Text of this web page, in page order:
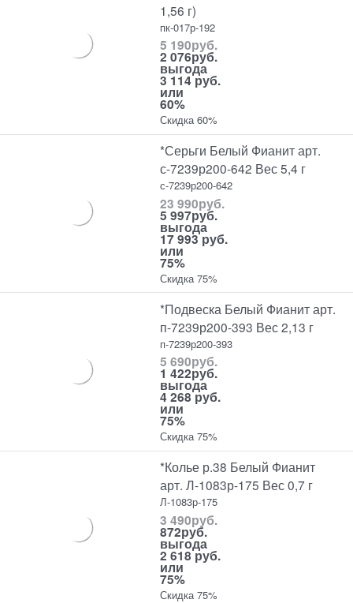
1,56 г)
пк-017р-192
5 190руб.
2 076руб.
выгода
3 114 руб.
или
60%
Скидка 60%
*Серьги Белый Фианит арт.
с-7239р200-642 Вес 5,4 г
с-7239р200-642
23 990руб.
5 997руб.
выгода
17 993 руб.
или
75%
Скидка 75%
*Подвеска Белый Фианит арт.
п-7239р200-393 Вес 2,13 г
п-7239р200-393
5 690руб.
1 422руб.
выгода
4 268 руб.
или
75%
Скидка 75%
*Колье р.38 Белый Фианит
арт. Л-1083р-175 Вес 0,7 г
Л-1083р-175
3 490руб.
872руб.
выгода
2 618 руб.
или
75%
Скидка 75%